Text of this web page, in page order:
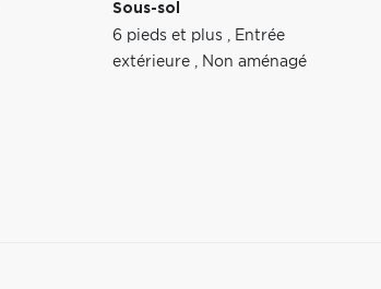
Sous-sol
6 pieds et plus , Entrée
extérieure , Non aménagé